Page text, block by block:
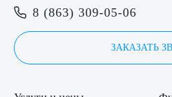
8 (863) 309-05-06
ЗАКАЗАТЬ